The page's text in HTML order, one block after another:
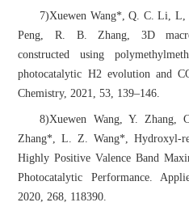
7)Xuewen Wang*, Q. C. Li,
Peng, R. B. Zhang, 3D
constructed using
photocatalytic H2 evolution and
Chemistry, 2021, 53, 139–146.
8)Xuewen Wang, Y.
Zhang*, L. Z. Wang*, Hydroxyl-
Highly Positive Valence Band
Photocatalytic Performance.
2020, 268 , 118390.